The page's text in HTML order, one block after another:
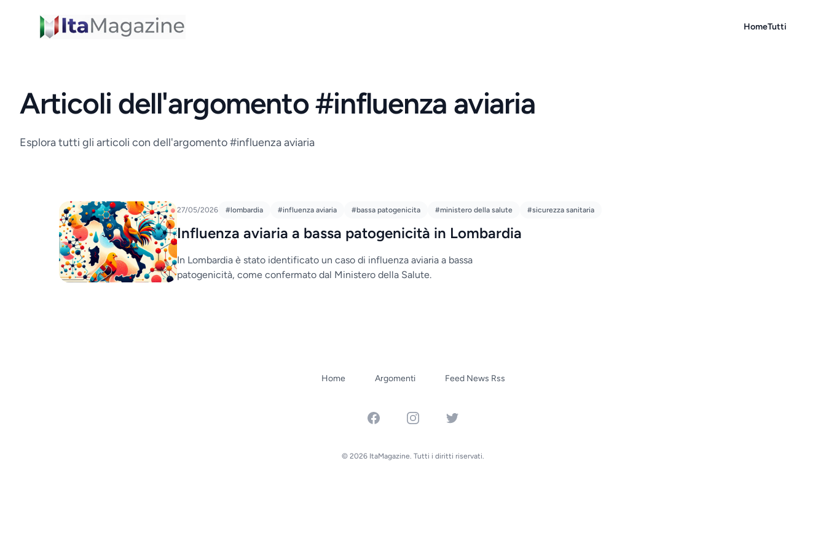
ItaMagazine HomeTutti
Articoli dell'argomento #influenza aviaria
Esplora tutti gli articoli con dell'argomento #influenza aviaria
27/05/2026 #lombardia #influenza aviaria #bassa patogenicita #ministero della salute #sicurezza sanitaria
Influenza aviaria a bassa patogenicità in Lombardia
In Lombardia è stato identificato un caso di influenza aviaria a bassa
patogenicità, come confermato dal Ministero della Salute.
Home Argomenti Feed News Rss
FacebookInstagramTwitter
© 2026 ItaMagazine. Tutti i diritti riservati.